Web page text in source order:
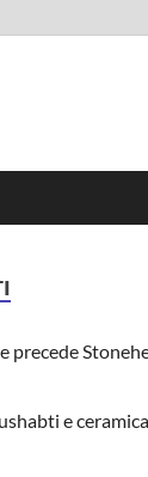
precede
e